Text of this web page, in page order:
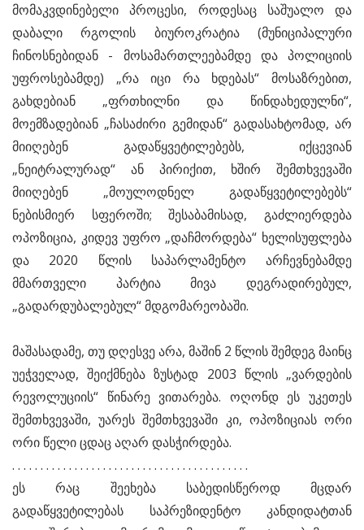
მომაკვდინებელი პროცესი, როდესაც საშუალო და
დაბალი რგოლის ბიუროკრატია (მუნიციპალური
ჩინოსნებიდან - მოსამართლეებამდე და პოლიციის
უფროსებამდე) „რა იცი რა ხდებას“ მოსაზრებით,
გახდებიან „ფრთხილნი და წინდახედულნი“,
მოემზადებიან „ჩასაძირი გემიდან“ გადასახტომად, არ
მიიღებენ გადაწყვეტილებებს, იქცევიან
„ნეიტრალურად“ ან პირიქით, ხშირ შემთხვევაში
მიიღებენ „მოულოდნელ გადაწყვეტილებებს“
ნებისმიერ სფეროში; შესაბამისად, გაძლიერდება
ოპოზიცია, კიდევ უფრო „დაჩმორდება“ ხელისუფლება
და 2020 წლის საპარლამენტო არჩევნებამდე
მმართველი პარტია მივა დეგრადირებულ,
„გადარდუბალებულ“ მდგომარეობაში.
მაშასადამე, თუ დღესვე არა, მაშინ 2 წლის შემდეგ მაინც
უეჭველად, შეიქმნება ზუსტად 2003 წლის „ვარდების
რევოლუციის“ წინარე ვითარება. ოღონდ ეს უკეთეს
შემთხვევაში, უარეს შემთხვევაში კი, ოპოზიციას ორი
ორი წელი ცდაც აღარ დასჭირდება.
. . . . . . . . . . . . . . . . . . . . . . . . . . . . . . . . . . . . . . . . . .
ეს რაც შეეხება საბედისწეროდ მცდარ
გადაწყვეტილებას საპრეზიდენტო კანდიდატთან